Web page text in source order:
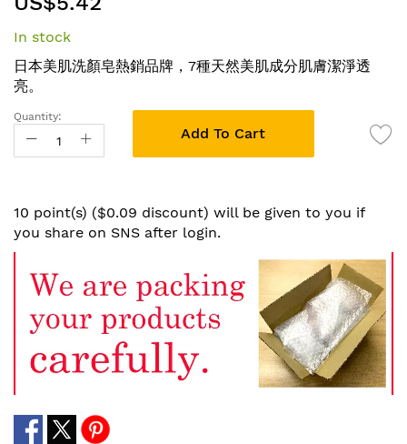
beginning
of
the
gallery
In stock
日本美肌洗顏皂熱銷品牌，7種天然美肌成分肌膚潔淨透
亮。
Quantity:
Add To Cart
10 point(s) ($0.09 discount) will be given to you if
you share on SNS after login.